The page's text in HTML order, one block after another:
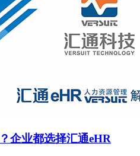
企业都选择汇通eHR